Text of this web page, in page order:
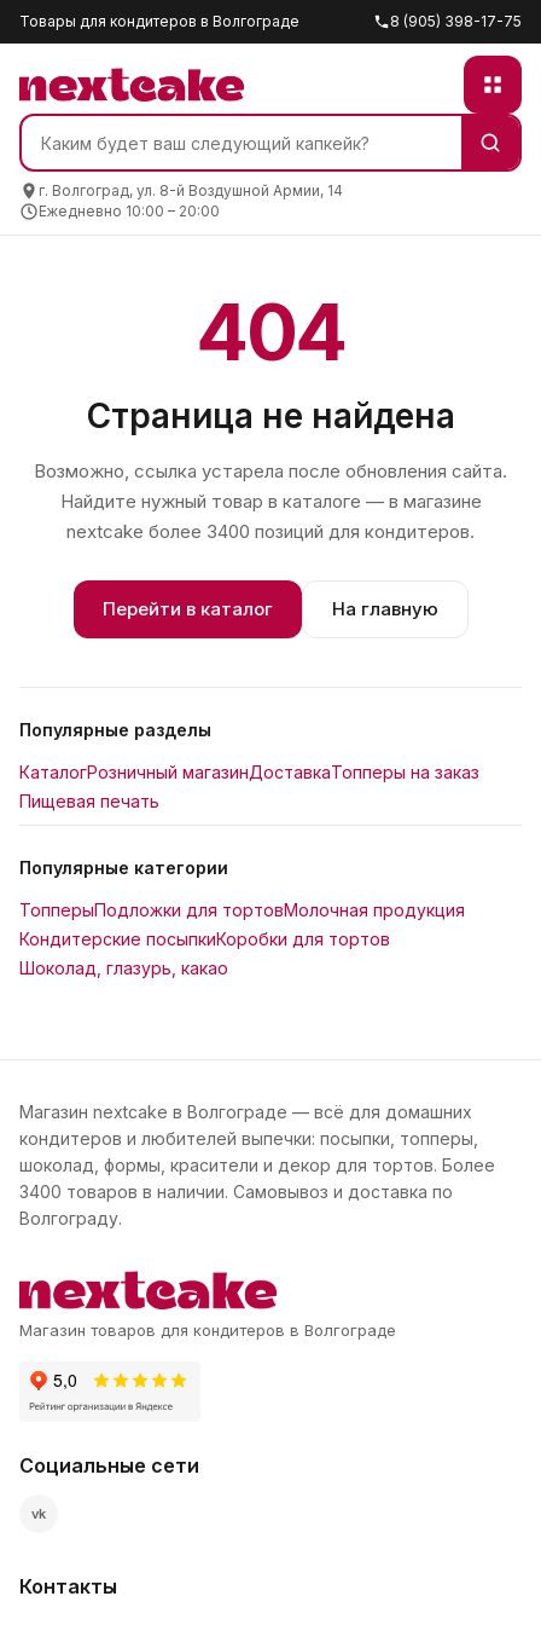
Товары для кондитеров в Волгограде 8 (905) 398-17-75
г. Волгоград, ул. 8-й Воздушной Армии, 14
Ежедневно 10:00 – 20:00
404
Страница не найдена
Возможно, ссылка устарела после обновления сайта.
Найдите нужный товар в каталоге — в магазине
nextcake более 3400 позиций для кондитеров.
Перейти в каталог На главную
Популярные разделы
КаталогРозничный магазинДоставкаТопперы на заказ
Пищевая печать
Популярные категории
ТопперыПодложки для тортовМолочная продукция
Кондитерские посыпкиКоробки для тортов
Шоколад, глазурь, какао
Магазин nextcake в Волгограде — всё для домашних
кондитеров и любителей выпечки: посыпки, топперы,
шоколад, формы, красители и декор для тортов. Более
3400 товаров в наличии. Самовывоз и доставка по
Волгограду.
Магазин товаров для кондитеров в Волгограде
Социальные сети
vk
Контакты